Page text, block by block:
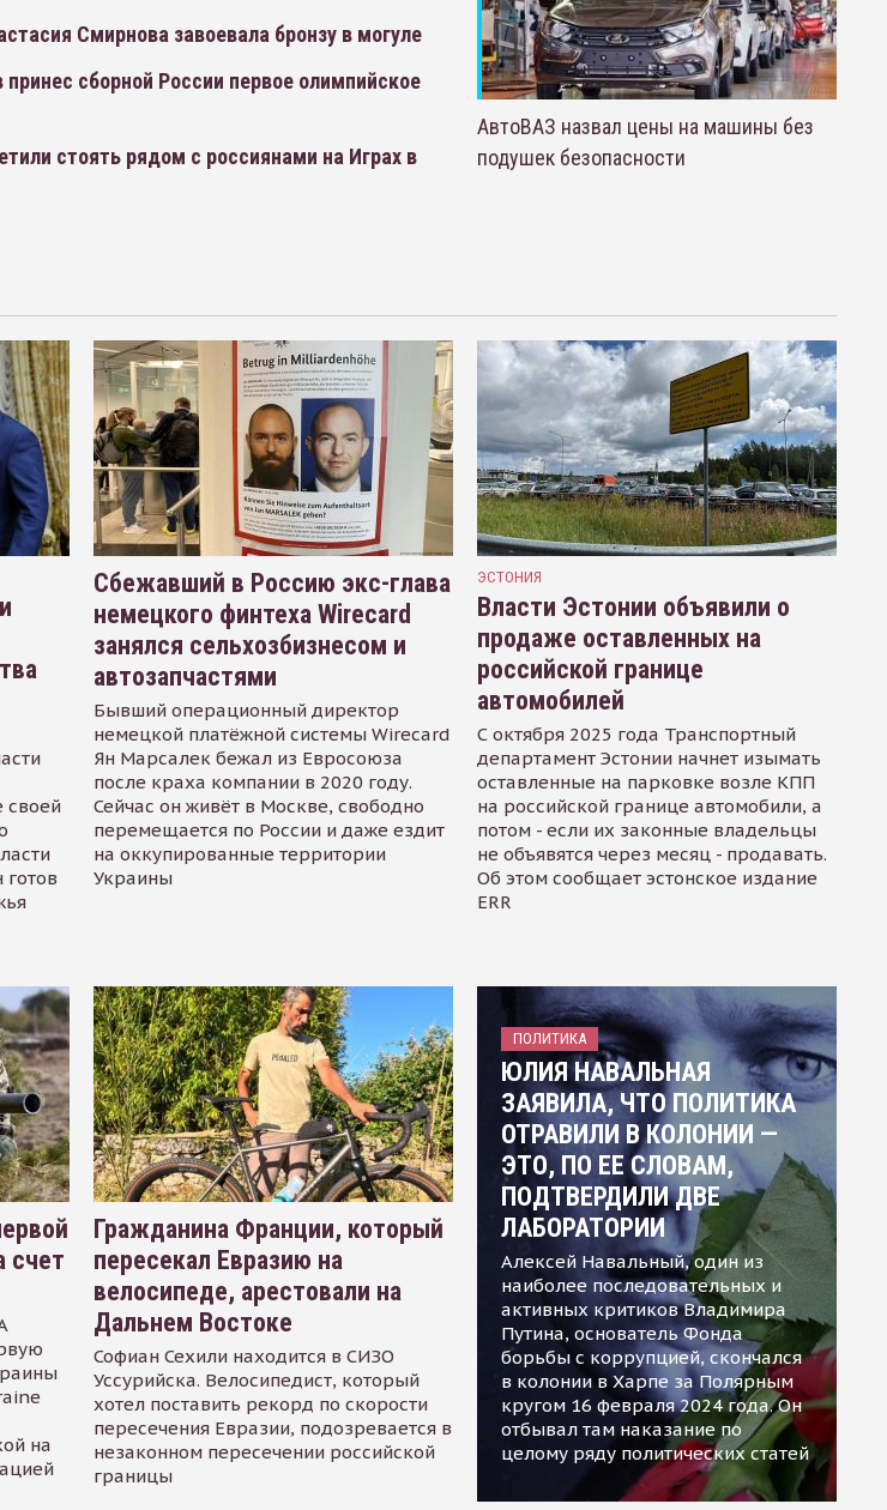
Смирнова завоевала бронзу в могуле
сборной России первое олимпийское
стоять рядом с россиянами на Играх в
АвтоВАЗ назвал цены на машины без
подушек безопасности
своей
готов
Сбежавший в Россию экс-глава
немецкого финтеха Wirecard
занялся сельхозбизнесом и
автозапчастями
Бывший операционный директор
немецкой платёжной системы Wirecard
Ян Марсалек бежал из Евросоюза
после краха компании в 2020 году.
Сейчас он живёт в Москве, свободно
перемещается по России и даже ездит
на оккупированные территории
Украины
ЭСТОНИЯ
Власти Эстонии объявили о
продаже оставленных на
российской границе
автомобилей
С октября 2025 года Транспортный
департамент Эстонии начнет изымать
оставленные на парковке возле КПП
на российской границе автомобили, а
потом - если их законные владельцы
не объявятся через месяц - продавать.
Об этом сообщает эстонское издание
ERR
счет
на
Гражданина Франции, который
пересекал Евразию на
велосипеде, арестовали на
Дальнем Востоке
Софиан Сехили находится в СИЗО
Уссурийска. Велосипедист, который
хотел поставить рекорд по скорости
пересечения Евразии, подозревается в
незаконном пересечении российской
границы
ПОЛИТИКА
ЮЛИЯ НАВАЛЬНАЯ
ЗАЯВИЛА, ЧТО ПОЛИТИКА
ОТРАВИЛИ В КОЛОНИИ —
ЭТО, ПО ЕЕ СЛОВАМ,
ПОДТВЕРДИЛИ ДВЕ
ЛАБОРАТОРИИ
Алексей Навальный, один из
наиболее последовательных и
активных критиков Владимира
Путина, основатель Фонда
борьбы с коррупцией, скончался
в колонии в Харпе за Полярным
кругом 16 февраля 2024 года. Он
отбывал там наказание по
целому ряду политических статей